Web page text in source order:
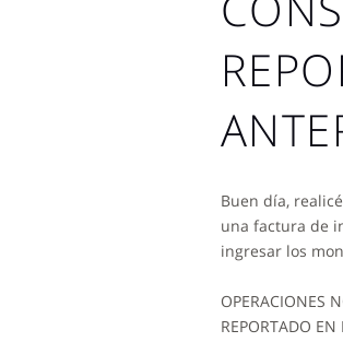
Buen día,
una factura de
ingresar los
OPERACIONES
REPORTADO